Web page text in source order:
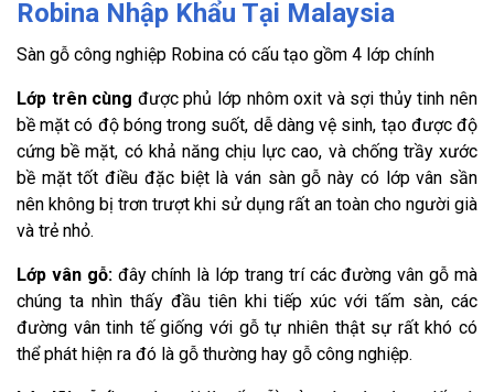
Robina Nhập Khẩu Tại Malaysia
Sàn gỗ công nghiệp Robina có cấu tạo gồm 4 lớp chính
Lớp trên cùng được phủ lớp nhôm oxit và sợi thủy tinh nên
bề mặt có độ bóng trong suốt, dễ dàng vệ sinh, tạo được độ
cứng bề mặt, có khả năng chịu lực cao, và chống trầy xước
bề mặt tốt điều đặc biệt là ván sàn gỗ này có lớp vân sần
nên không bị trơn trượt khi sử dụng rất an toàn cho người già
và trẻ nhỏ.
Lớp vân gỗ:đây chính là lớp trang trí các đường vân gỗ mà
chúng ta nhìn thấy đầu tiên khi tiếp xúc với tấm sàn, các
đường vân tinh tế giống với gỗ tự nhiên thật sự rất khó có
thể phát hiện ra đó là gỗ thường hay gỗ công nghiệp.